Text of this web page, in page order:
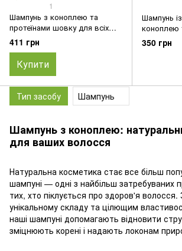
1
Шампунь з коноплею та
протеїнами шовку для всіх
типів волосся
411 грн
Купити
Шампунь
коноплею
350 грн
Шампунь з коноплею:
для ваших волосся
Натуральна косметика стає все більш
шампуні — одні з найбільш затребуваних
тих, хто піклується про здоров'я волосся.
унікальному складу та цілющим
наші шампуні допомагають відновити
зміцнюють корені і надають локонам
Тип засобу Шампунь